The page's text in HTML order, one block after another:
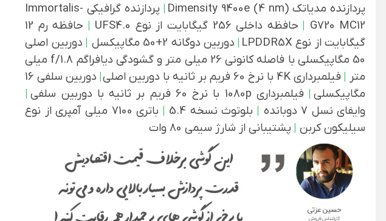
پردازنده مدیاتک Dimensity 9400e (4 nm)
|
پردازنده گرافیکی Immortalis-
G720 MC12
| حافظه داخلی 256 گیگابایت از نوع UFS4.0 |
حافظه رم 12
گیگابایت از نوع LPDDR5X
| دوربین دوگانه 2+50 مگاپیکسل | دوربین اصلی
50 مگاپیکسلی با فاصله کانونی 26 میلی متر و گشودگی دیافراگم f/1.8 میلی
متر | فیلمبرداری 4K با نرخ 60 فریم بر ثانیه با دوربین اصلی |
دوربین سلفی 16
مگاپیکسلی | فیلمبرداری 1080p با نرخ 60 فریم بر ثانیه با دوربین سلفی
|
وایفای نسل 7 دوبانده
| بلوتوث نسخه 5.4 |
باتری 7100 میلی آمپری از نوع
سیلیکون کربن | پشتیبانی از شارژ سیمی 80 وات